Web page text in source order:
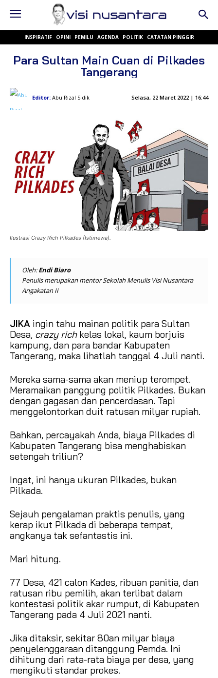
INSPIRATIF OPINI PEMILU AGENDA POLITIK CATATAN PINGGIR
Para Sultan Main Cuan di Pilkades
Tangerang
Editor: Abu Rizal Sidik Selasa, 22 Maret 2022 | 16:44
Ilustrasi Crazy Rich Pilkades (Istimewa).
Oleh: Endi Biaro
Penulis merupakan mentor Sekolah Menulis Visi Nusantara
Angakatan II
JIKA ingin tahu mainan politik para Sultan
Desa, crazy richkelas lokal, kaum borjuis
kampung, dan para bandar Kabupaten
Tangerang, maka lihatlah tanggal 4 Juli nanti.
Mereka sama-sama akan meniup terompet.
Meramaikan panggung politik Pilkades. Bukan
dengan gagasan dan pencerdasan. Tapi
menggelontorkan duit ratusan milyar rupiah.
Bahkan, percayakah Anda, biaya Pilkades di
Kabupaten Tangerang bisa menghabiskan
setengah triliun?
Ingat, ini hanya ukuran Pilkades, bukan
Pilkada.
Sejauh pengalaman praktis penulis, yang
kerap ikut Pilkada di beberapa tempat,
angkanya tak sefantastis ini.
Mari hitung.
77 Desa, 421 calon Kades, ribuan panitia, dan
ratusan ribu pemilih, akan terlibat dalam
kontestasi politik akar rumput, di Kabupaten
Tangerang pada 4 Juli 2021 nanti.
Jika ditaksir, sekitar 80an milyar biaya
penyelenggaraan ditanggung Pemda. Ini
dihitung dari rata-rata biaya per desa, yang
mengikuti standar prokes.